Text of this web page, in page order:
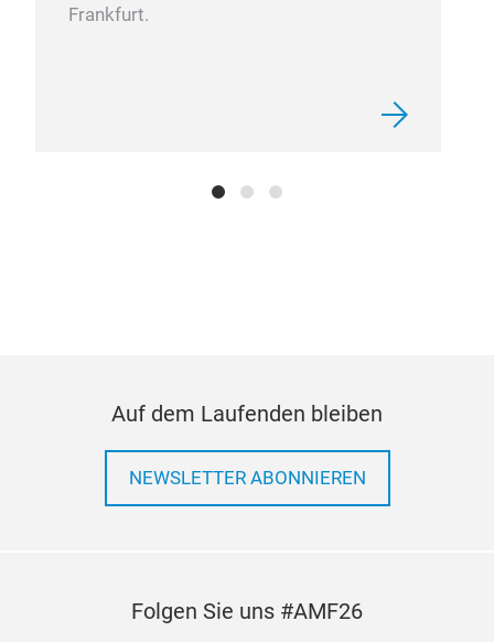
Frankfurt.
Auf dem Laufenden bleiben
NEWSLETTER ABONNIEREN
Folgen Sie uns #AMF26